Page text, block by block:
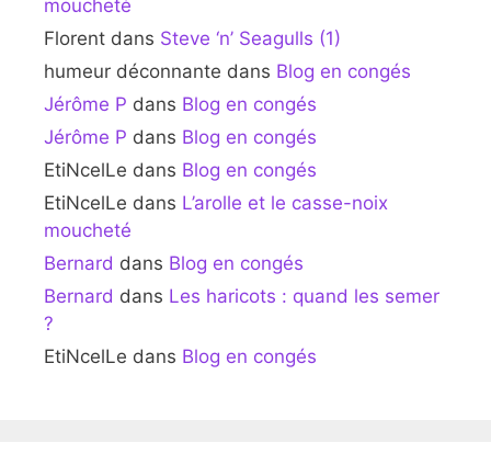
moucheté
Florent dans Steve ‘n’ Seagulls (1)
humeur déconnante dans Blog en congés
Jérôme P dans Blog en congés
Jérôme P dans Blog en congés
EtiNcelLe dans Blog en congés
EtiNcelLe dans L’arolle et le casse-noix
moucheté
Bernard dans Blog en congés
Bernard dans Les haricots : quand les semer
?
EtiNcelLe dans Blog en congés